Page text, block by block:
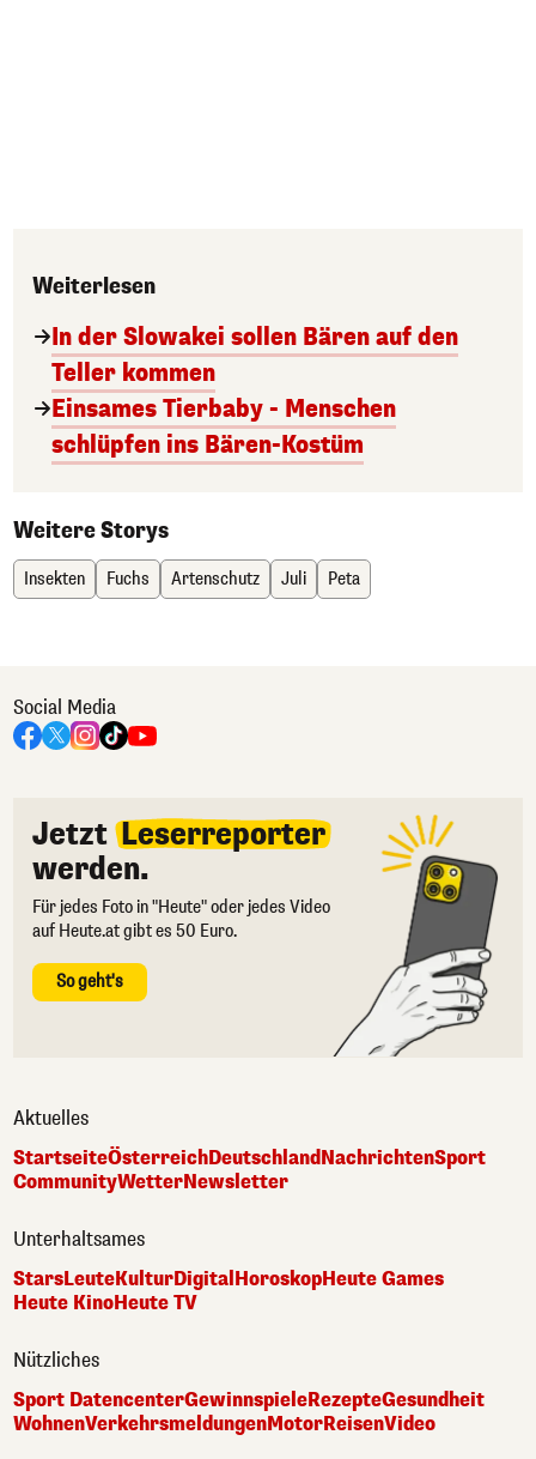
Weiterlesen
In der Slowakei sollen Bären auf den
Teller kommen
Einsames Tierbaby - Menschen
schlüpfen ins Bären-Kostüm
Weitere Storys
Insekten Fuchs Artenschutz Juli Peta
Social Media
Jetzt Leserreporter
werden.
Für jedes Foto in "Heute" oder jedes Video
auf Heute.at gibt es 50 Euro.
So geht's
Aktuelles
StartseiteÖsterreichDeutschlandNachrichtenSport
CommunityWetterNewsletter
Unterhaltsames
StarsLeuteKulturDigitalHoroskopHeute Games
Heute KinoHeute TV
Nützliches
Sport DatencenterGewinnspieleRezepteGesundheit
WohnenVerkehrsmeldungenMotorReisenVideo